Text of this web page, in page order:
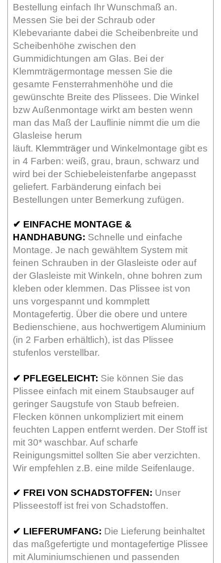
Bestellung einfach Ihr Wunschmaß an.
Messen Sie bei der Schraub oder
Klebevariante dabei die Scheibenbreite und
Scheibenhöhe zwischen den
Gummidichtungen am Glas. Bei der
Klemmträgermontage messen Sie die
gesamte Fensterrahmenhöhe und die
gewünschte Breite des Plissees. Die Winkel
bzw Außenmontage wirkt am besten wenn
man das Maß der Lauflinie nimmt die um die
Glasleise herum
läuft. Klemmträger und Winkelmontage gibt es
in 4 Farben: weiß, grau, braun, schwarz und
wird bei der Schiebeleistenfarbe angepasst
geliefert. Farbänderung einfach bei
Bestellungen unter Bemerkung zufügen.
✔ EINFACHE MONTAGE &
HANDHABUNG: Schnelle und einfache
Montage. Je nach gewähltem System mit
feinen Schrauben in der Glasleiste oder auf
der Glasleiste mit Winkeln, ohne bohren zum
kleben oder klemmen. Das Plissee ist von
uns vorgespannt und kommplett
Montagefertig. Über die obere und untere
Bedienschiene, aus hochwertigem Aluminium
(in 2 Farben erhältlich), ist das Plissee
stufenlos verstellbar.
✔ PFLEGELEICHT: Sie können Sie das
Plissee einfach mit einem Staubsauger auf
geringer Saugstufe von Staub befreien.
Flecken können unkompliziert mit einem
feuchten Lappen entfernt werden. Der Stoff ist
mit 30* waschbar. Auf scharfe
Reinigungsmittel sollten Sie aber verzichten.
Wir empfehlen z.B. eine milde Seifenlauge.
✔ FREI VON SCHADSTOFFEN: Unser
Plisseestoff ist frei von Schadstoffen.
✔ LIEFERUMFANG: Die Lieferung beinhaltet
das maßgefertigte und montagefertige Plissee
mit Aluminiumschienen und passenden